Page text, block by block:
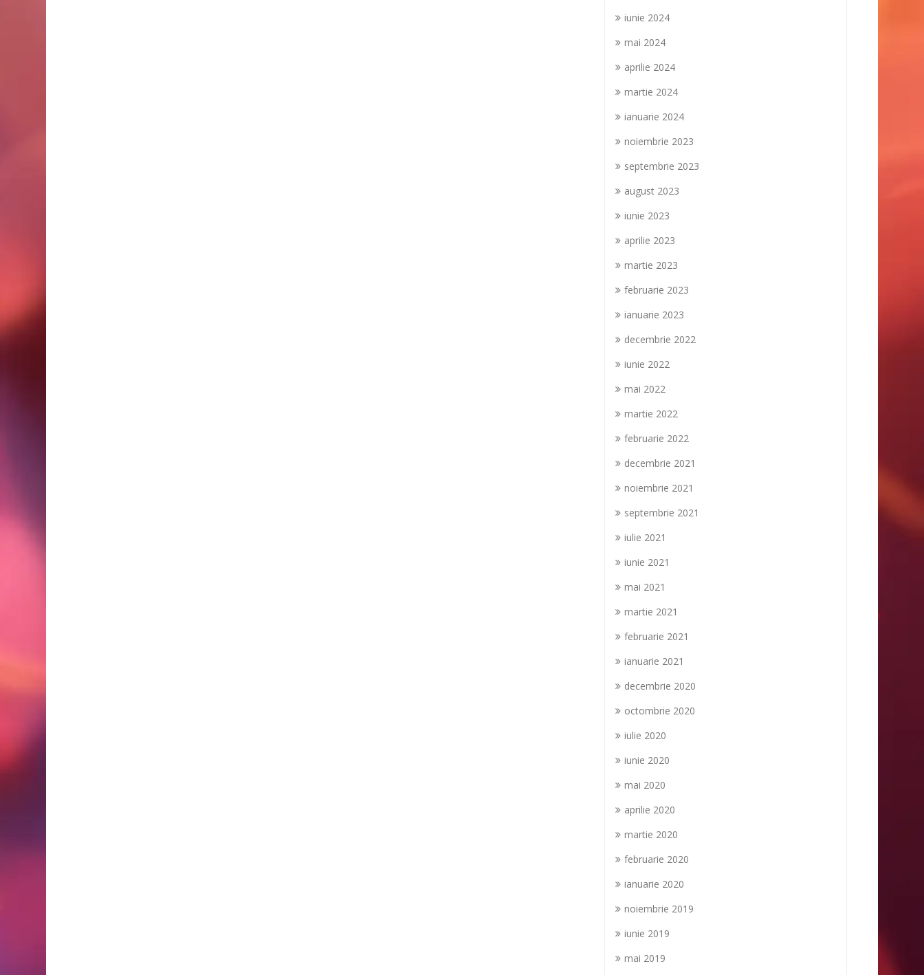
iunie 2024
mai 2024
aprilie 2024
martie 2024
ianuarie 2024
noiembrie 2023
septembrie 2023
august 2023
iunie 2023
aprilie 2023
martie 2023
februarie 2023
ianuarie 2023
decembrie 2022
iunie 2022
mai 2022
martie 2022
februarie 2022
decembrie 2021
noiembrie 2021
septembrie 2021
iulie 2021
iunie 2021
mai 2021
martie 2021
februarie 2021
ianuarie 2021
decembrie 2020
octombrie 2020
iulie 2020
iunie 2020
mai 2020
aprilie 2020
martie 2020
februarie 2020
ianuarie 2020
noiembrie 2019
iunie 2019
mai 2019